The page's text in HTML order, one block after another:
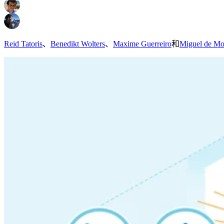
Reid Tatoris、 Benedikt Wolters、 Maxime Guerreiro和Miguel de